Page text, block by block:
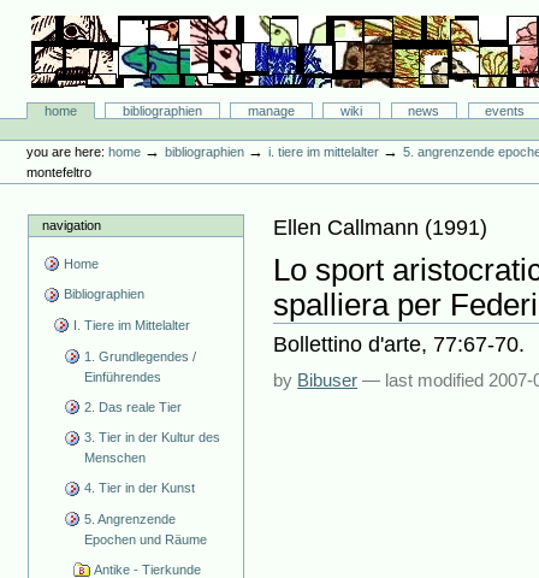
content.
navigation
Bibliographie-Portal
Sectionshome bibliographien manage wiki news
events
tools
you are here: home →bibliographien →i. tiere im mittelalter →5. angrenzende
montefeltro
navigation
Home
Bibliographien
I. Tiere im Mittelalter
1. Grundlegendes /
Einführendes
2. Das reale Tier
3. Tier in der Kultur des
Menschen
4. Tier in der Kunst
5. Angrenzende
Epochen und Räume
Antike - Tierkunde
Ellen Callmann (1991)
Lo sport
spalliera per
Bollettino d'arte, 77:67-70.
by Bibuser — last modified 2007-